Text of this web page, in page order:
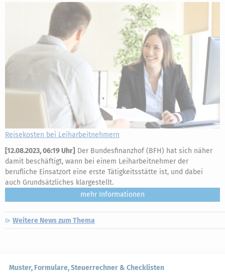
Reisekosten bei Leiharbeitnehmern
[12.08.2023, 06:19 Uhr] Der Bundesfinanzhof (BFH) hat sich näher
damit beschäftigt, wann bei einem Leiharbeitnehmer der
berufliche Einsatzort eine erste Tätigkeitsstätte ist, und dabei
auch Grundsätzliches klargestellt.
mehr
Weitere News zum Thema
Muster, Formulare, Steuerrechner & Checklisten